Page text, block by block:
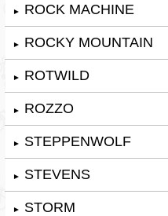
► ROCK MACHINE
► ROCKY MOUNTAIN
► ROTWILD
► ROZZO
► STEPPENWOLF
► STEVENS
► STORM